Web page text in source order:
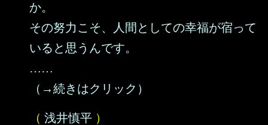
か。
その努力こそ、人間としての幸福が宿って
いると思うんです。
……
（→続きはクリック）
（ 浅井慎平 ）